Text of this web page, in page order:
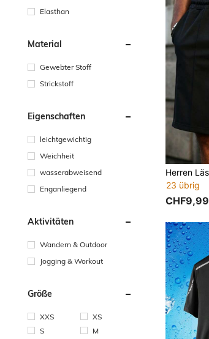
Elasthan
Material
Gewebter Stoff
Strickstoff
Eigenschaften
leichtgewichtig
Weichheit
wasserabweisend
Enganliegend
Aktivitäten
Wandern & Outdoor
Jogging & Workout
Größe
XXS
XS
S
M
23 übrig
CHF9,99